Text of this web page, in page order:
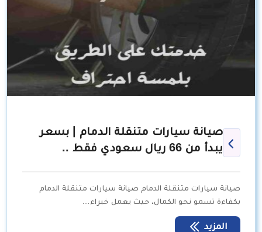
صيانة سيارات متنقلة الدمام | بسعر
يبدأ من 66 ريال سعودي فقط ..
صيانة سيارات متنقلة الدمام صيانة سيارات متنقلة الدمام
بكفاءة تسمو نحو الكمال، حيث يعمل خبراء…
المزيد